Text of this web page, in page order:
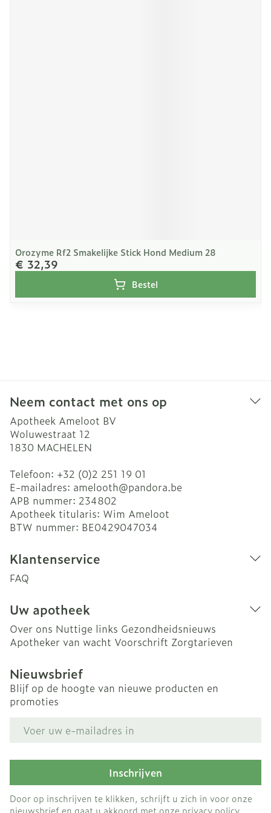
Orozyme Rf2 Smakelijke Stick Hond Medium 28
€ 32,39
Bestel
Neem contact met ons op
Apotheek Ameloot BV
Woluwestraat 12
1830 MACHELEN
Telefoon: +32 (0)2 251 19 01
E-mailadres: amelooth@pandora.be
APB nummer: 234802
Apotheek titularis: Wim Ameloot
BTW nummer: BE0429047034
Klantenservice
FAQ
Uw apotheek
Over ons Nuttige links Gezondheidsnieuws
Apotheker van wacht Voorschrift Zorgtarieven
Nieuwsbrief
Blijf op de hoogte van nieuwe producten en
promoties
Inschrijven
Door op inschrijven te klikken, schrijft u zich in voor onze
nieuwsbrief en gaat u akkoord met onze privacy policy.